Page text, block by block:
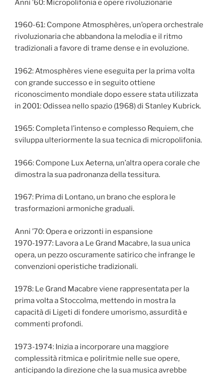
Anni ’60: Micropolifonia e opere rivoluzionarie
1960-61: Compone Atmosphères, un’opera orchestrale
rivoluzionaria che abbandona la melodia e il ritmo
tradizionali a favore di trame dense e in evoluzione.
1962: Atmosphères viene eseguita per la prima volta
con grande successo e in seguito ottiene
riconoscimento mondiale dopo essere stata utilizzata
in 2001: Odissea nello spazio (1968) di Stanley Kubrick.
1965: Completa l’intenso e complesso Requiem, che
sviluppa ulteriormente la sua tecnica di micropolifonia.
1966: Compone Lux Aeterna, un’altra opera corale che
dimostra la sua padronanza della tessitura.
1967: Prima di Lontano, un brano che esplora le
trasformazioni armoniche graduali.
Anni ’70: Opera e orizzonti in espansione
1970-1977: Lavora a Le Grand Macabre, la sua unica
opera, un pezzo oscuramente satirico che infrange le
convenzioni operistiche tradizionali.
1978: Le Grand Macabre viene rappresentata per la
prima volta a Stoccolma, mettendo in mostra la
capacità di Ligeti di fondere umorismo, assurdità e
commenti profondi.
1973-1974: Inizia a incorporare una maggiore
complessità ritmica e poliritmie nelle sue opere,
anticipando la direzione che la sua musica avrebbe